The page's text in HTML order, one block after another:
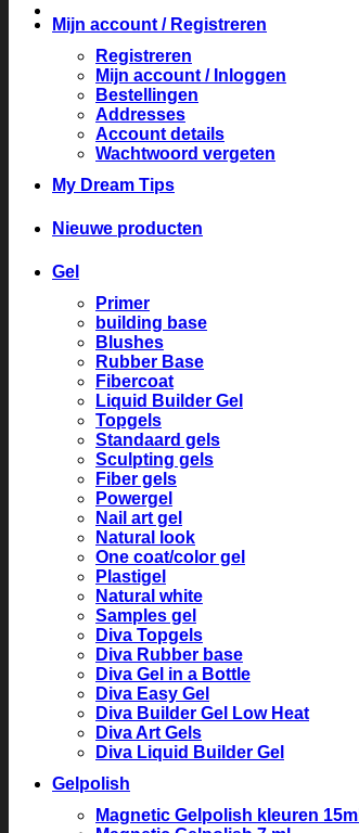
Mijn account / Registreren
Registreren
Mijn account / Inloggen
Bestellingen
Addresses
Account details
Wachtwoord vergeten
My Dream Tips
Nieuwe producten
Gel
Primer
building base
Blushes
Rubber Base
Fibercoat
Liquid Builder Gel
Topgels
Standaard gels
Sculpting gels
Fiber gels
Powergel
Nail art gel
Natural look
One coat/color gel
Plastigel
Natural white
Samples gel
Diva Topgels
Diva Rubber base
Diva Gel in a Bottle
Diva Easy Gel
Diva Builder Gel Low Heat
Diva Art Gels
Diva Liquid Builder Gel
Gelpolish
Magnetic Gelpolish kleuren 15ml